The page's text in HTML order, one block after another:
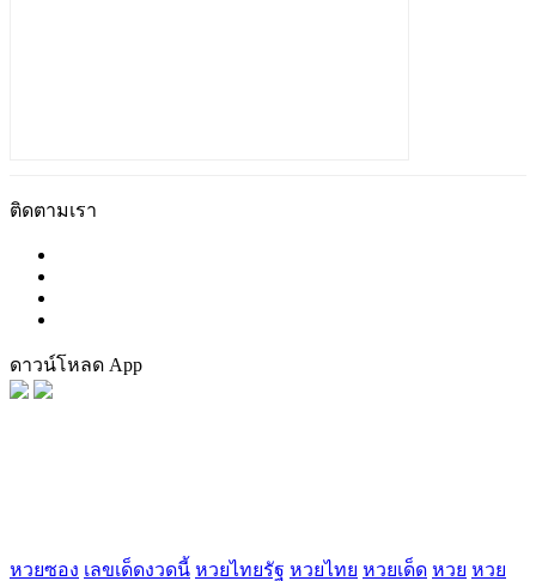
ติดตามเรา
ดาวน์โหลด App
หวยซอง เลขเด็ดงวดนี้ หวยไทยรัฐ หวยไทย หวยเด็ด หวย หวย